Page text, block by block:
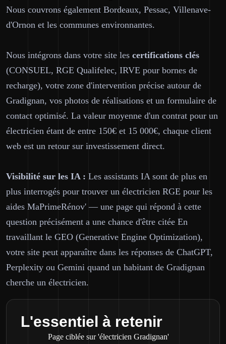
Nous couvrons également Bordeaux, Pessac, Villenave-
d'Ornon et les communes environnantes.
Nous intégrons dans votre site les certifications clés
(CONSUEL, RGE Qualifelec, IRVE pour bornes de
recharge), votre zone d'intervention précise autour de
Gradignan, vos photos de réalisations et un formulaire de
contact optimisé. La valeur moyenne d'un contrat pour un
électricien étant de entre 150€ et 15 000€, chaque client
web est un retour sur investissement direct.
Visibilité sur les IA : Les assistants IA sont de plus en
plus interrogés pour trouver un électricien RGE pour les
aides MaPrimeRénov' — une page qui répond à cette
question précisément a une chance d'être citée En
travaillant le GEO (Generative Engine Optimization),
votre site peut apparaître dans les réponses de ChatGPT,
Perplexity ou Gemini quand un habitant de Gradignan
cherche un électricien.
L'essentiel à retenir
Page ciblée sur 'électricien Gradignan'